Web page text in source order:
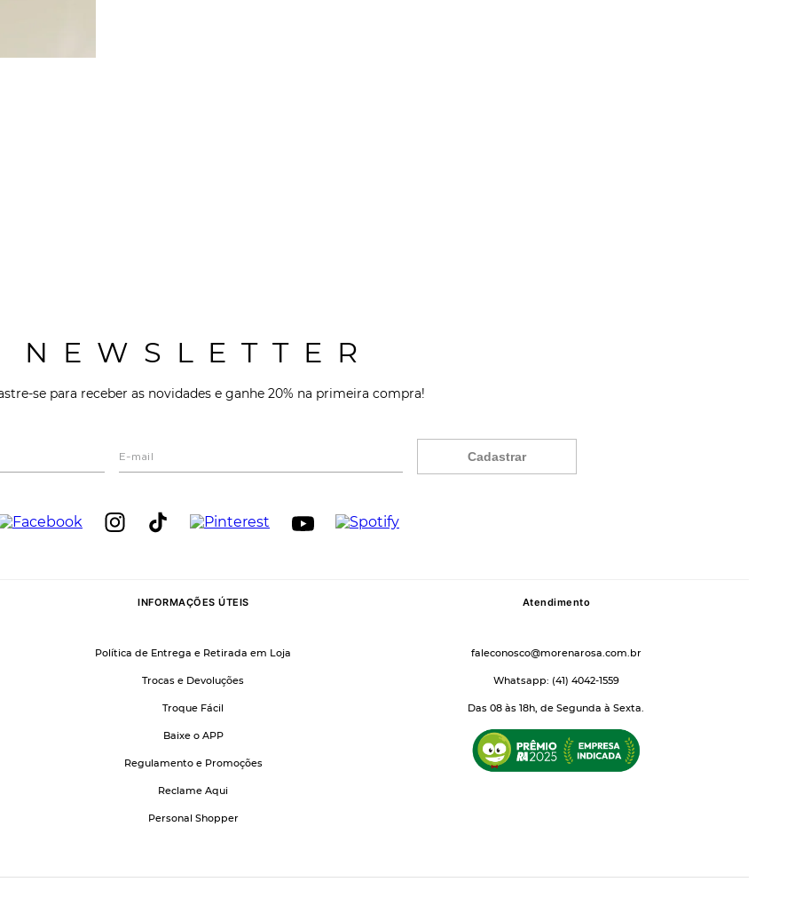
NEWSLETTER
se para receber as novidades e ganhe 20% na primeira compra!
Cadastrar
INFORMAÇÕES ÚTEIS
Política de Entrega e Retirada em Loja
Trocas e Devoluções
Troque Fácil
Baixe o APP
Regulamento e Promoções
Reclame Aqui
Personal Shopper
Atendimento
faleconosco@morenarosa.com.br
Whatsapp: (41) 4042-1559
Das 08 às 18h, de Segunda à Sexta.